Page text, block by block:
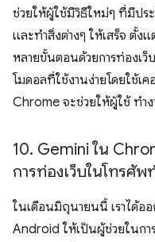
ช่วยให้ผู้ใช้มีวิธีใหม่ๆ ที่มีปร
และทำสิ่งต่างๆ ให้เสร็จ ตั้
หลายขั้นตอนด้วยการท่องเ
โมดอลที่ใช้งานง่ายโดยใช้เ
Chrome จะช่วยให้ผู้ใช้ ทำ
10. Gemini ใน
การท่องเว็บในโทรศัพ
ในเดือนมิถุนายนนี้ เราได้
Android ให้เป็นผู้ช่วยในก